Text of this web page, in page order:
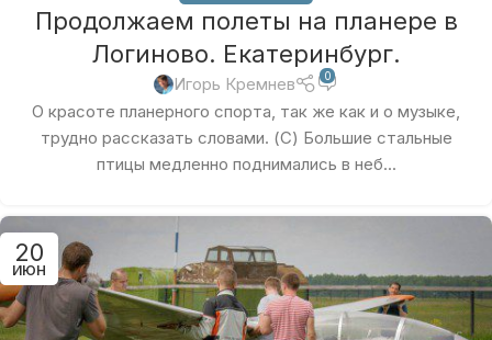
Продолжаем полеты на планере в
Логиново. Екатеринбург.
Игорь Кремнев 0
О красоте планерного спорта, так же как и о музыке,
трудно рассказать словами. (С) Большие стальные
птицы медленно поднимались в неб...
20
ИЮН